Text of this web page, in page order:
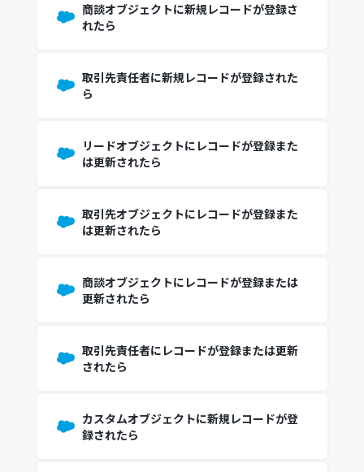
商談オブジェクトに新規レコードが登録さ
れたら
取引先責任者に新規レコードが登録された
ら
リードオブジェクトにレコードが登録また
は更新されたら
取引先オブジェクトにレコードが登録また
は更新されたら
商談オブジェクトにレコードが登録または
更新されたら
取引先責任者にレコードが登録または更新
されたら
カスタムオブジェクトに新規レコードが登
録されたら